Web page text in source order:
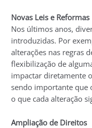
Novas Leis e Reformas
Nos últimos anos,
introduzidas. Por
alterações nas regras
flexibilização de
impactar diretamente
sendo importante que
o que cada alteração
Ampliação de Direitos